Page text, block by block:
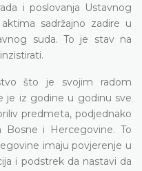
i poslovanja Ustavnog
sadržajno zadire u
suda. To je stav na
što je svojim radom
je iz godine u godinu sve
predmeta, podjednako
i Hercegovine. To
imaju povjerenje u
i podstrek da nastavi da